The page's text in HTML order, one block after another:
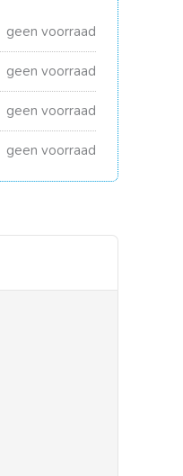
geen voorraad
geen voorraad
geen voorraad
geen voorraad